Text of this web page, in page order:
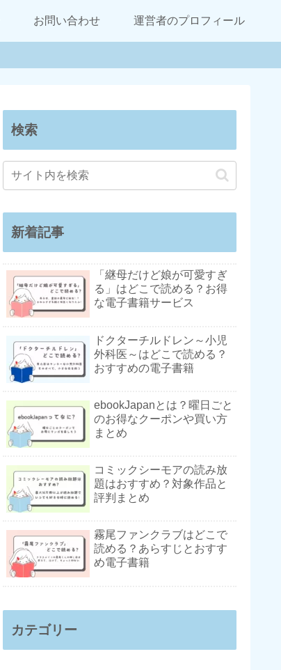
お問い合わせ 運営者のプロフィール
検索
新着記事
「継母だけど娘が可愛すぎ
る」はどこで読める？お得
な電子書籍サービス
ドクターチルドレン～小児
外科医～はどこで読める？
おすすめの電子書籍
ebookJapanとは？曜日ごと
のお得なクーポンや買い方
まとめ
コミックシーモアの読み放
題はおすすめ？対象作品と
評判まとめ
霧尾ファンクラブはどこで
読める？あらすじとおすす
め電子書籍
カテゴリー